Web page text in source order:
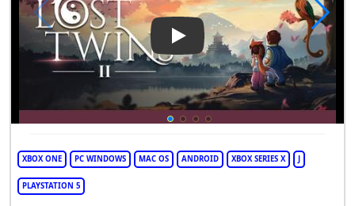
Play Video: Lost Twins 2
XBOX ONE PC WINDOWS MAC OS ANDROID XBOX SERIES X J
PLAYSTATION 5